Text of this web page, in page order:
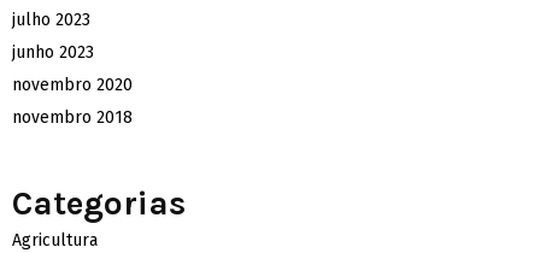
julho 2023
junho 2023
novembro 2020
novembro 2018
Categorias
Agricultura